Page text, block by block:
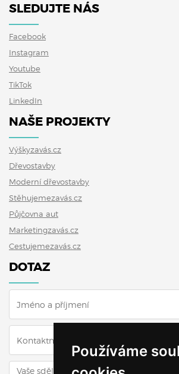
Používáme
SLEDUJTE NÁS
Facebook
Instagram
Youtube
TikTok
LinkedIn
NAŠE PROJEKTY
Výškyzavás.cz
Dřevostavby
Moderní dřevostavby
Stěhujemezavás.cz
Půjčovna aut
Marketingzavás.cz
Cestujemezavás.cz
DOTAZ